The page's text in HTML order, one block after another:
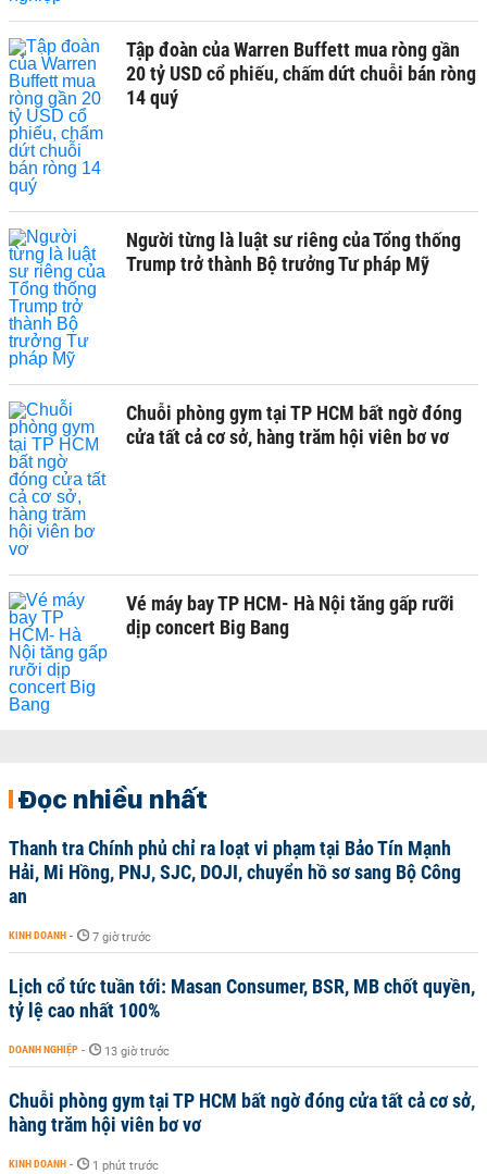
Tập đoàn của Warren Buffett mua ròng gần
20 tỷ USD cổ phiếu, chấm dứt chuỗi bán ròng
14 quý
Người từng là luật sư riêng của Tổng thống
Trump trở thành Bộ trưởng Tư pháp Mỹ
Chuỗi phòng gym tại TP HCM bất ngờ đóng
cửa tất cả cơ sở, hàng trăm hội viên bơ vơ
Vé máy bay TP HCM- Hà Nội tăng gấp rưỡi
dịp concert Big Bang
Đọc nhiều nhất
Thanh tra Chính phủ chỉ ra loạt vi phạm tại Bảo Tín Mạnh
Hải, Mi Hồng, PNJ, SJC, DOJI, chuyển hồ sơ sang Bộ Công
an
KINH DOANH - 7 giờ trước
Lịch cổ tức tuần tới: Masan Consumer, BSR, MB chốt quyền,
tỷ lệ cao nhất 100%
DOANH NGHIỆP - 13 giờ trước
Chuỗi phòng gym tại TP HCM bất ngờ đóng cửa tất cả cơ sở,
hàng trăm hội viên bơ vơ
KINH DOANH - 1 phút trước